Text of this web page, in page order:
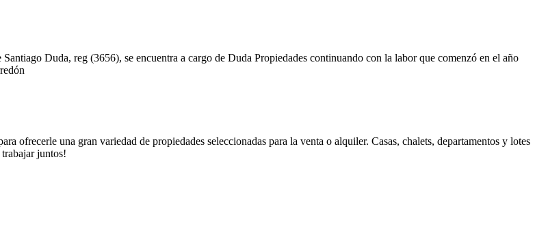
Duda, reg (3656), se encuentra a cargo de Duda Propiedades continuando con la labor que comenzó en el año
ofrecerle una gran variedad de propiedades seleccionadas para la venta o alquiler. Casas, chalets, departamentos y lotes
juntos!